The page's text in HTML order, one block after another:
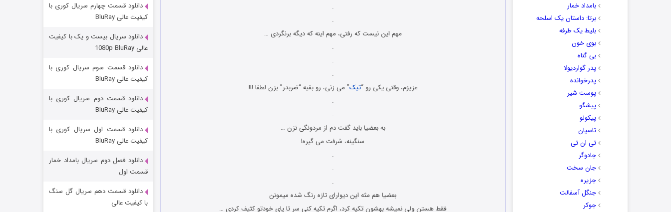
بامداد خمار
برتا: داستان یک اسلحه
بلیط یک‌‌ طرفه
بوی خون
بی گناه
پدر گواردیولا
پدرخوانده
پوست شیر
پیشگو
پیکولو
تاسیان
تی ان تی
جادوگر
جان سخت
جزیره
جنگل آسفالت
جوکر
.
.
مهم این نیست که رفتی، مهم اینه که دیگه برنگردی …
.
.
.
عزیزم، وقتی یکی رو “تیک” می زنی، رو بقیه “ضربدر” بزن لطفا !!!
.
.
به بعضیا باید گفت دم از مردونگى نزن …
سنگینه، سُرفت مى گیره!
.
.
.
بعضیا هم مثه این دیوارای تازه رنگ شده میمونن
فقط هستن ولی نمیشه بهشون تکیه کرد، اگرم تکیه کنی سر تا پای خودتو کثیف کردی …
وستی ها
قسمت ۶ (زیرنویس) منتشر شد
دانلود قسمت چهارم سریال کوری با
کیفیت عالی BluRay
دانلود سریال بیست و یک با کیفیت
عالی 1080p BluRay
دانلود قسمت سوم سریال کوری با
کیفیت عالی BluRay
دانلود قسمت دوم سریال کوری با
کیفیت عالی BluRay
دانلود قسمت اول سریال کوری با
کیفیت عالی BluRay
دانلود فصل دوم سریال بامداد خمار
قسمت اول
دانلود قسمت دهم سریال گل سنگ
با کیفیت عالی